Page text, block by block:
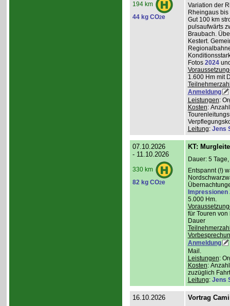
194 km
44 kg CO2e
Variation der
Rheingaus
Gut 100 km
pulsaufwärts
Braubach.
Kestert.
Fotos 2024
1.600 Hm mit
Anmeldung
Leistungen:
Kosten:
Leitung: Jens
07.10.2026
- 11.10.2026
330 km
82 kg CO2e
KT:
Dauer: 5
Entspannt (!)
Impressionen
5.000 Hm.
für Touren
Dauer
Anmeldung
Mail.
Leistungen:
Kosten:
zuzüglich
Leitung: Jens
16.10.2026 Vortrag